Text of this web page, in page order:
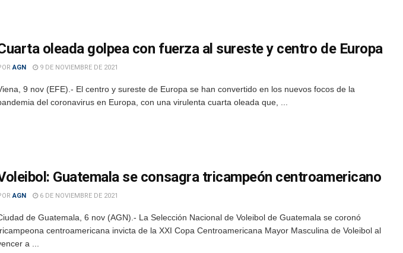
oleada golpea con fuerza al sureste y centro de Europa
AGN 9 DE NOVIEMBRE DE 2021
9 nov (EFE).- El centro y sureste de Europa se han convertido en los nuevos focos de la
del coronavirus en Europa, con una virulenta cuarta oleada que, ...
Guatemala se consagra tricampeón centroamericano
AGN 6 DE NOVIEMBRE DE 2021
de Guatemala, 6 nov (AGN).- La Selección Nacional de Voleibol de Guatemala se coronó
centroamericana invicta de la XXI Copa Centroamericana Mayor Masculina de Voleibol al
a ...